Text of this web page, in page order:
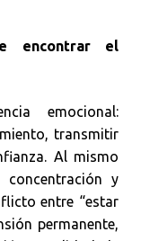
encontrar el
emocional:
transmitir
Al mismo
y
entre “estar
permanente,